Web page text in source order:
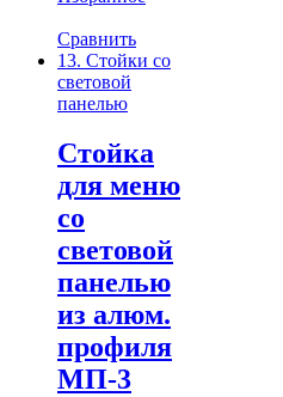
Сравнить
13. Стойки со
световой
панелью
Стойка
для меню
со
световой
панелью
из алюм.
профиля
МП-3